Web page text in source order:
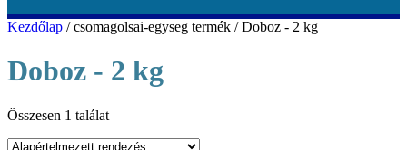
Kezdőlap / csomagolsai-egyseg termék / Doboz - 2 kg
Doboz - 2 kg
Összesen 1 találat